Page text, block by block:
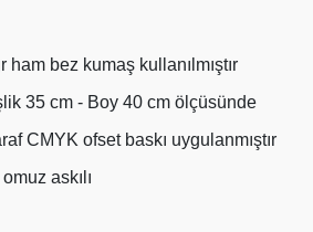
ham bez kumaş kullanılmıştır
35 cm - Boy 40 cm ölçüsünde
CMYK ofset baskı uygulanmıştır
askılı